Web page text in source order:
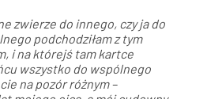
zwierze do innego, czy ja do
podchodziłam z tym
i na którejś tam kartce
wszystko do wspólnego
na pozór różnym –